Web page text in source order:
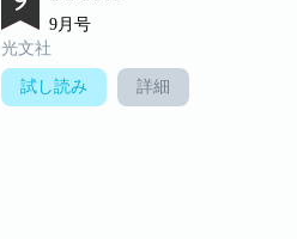
9月号
光文社
試し読み 詳細